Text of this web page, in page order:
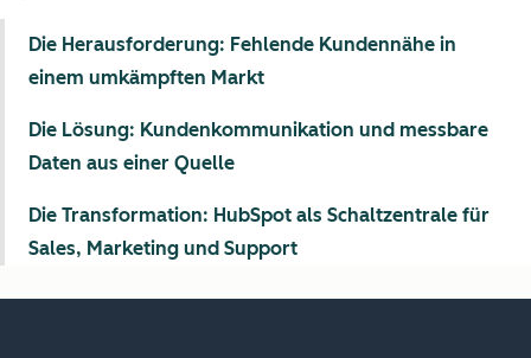
Die Herausforderung: Fehlende Kundennähe in
einem umkämpften Markt
Die Lösung: Kundenkommunikation und messbare
Daten aus einer Quelle
Die Transformation: HubSpot als Schaltzentrale für
Sales, Marketing und Support